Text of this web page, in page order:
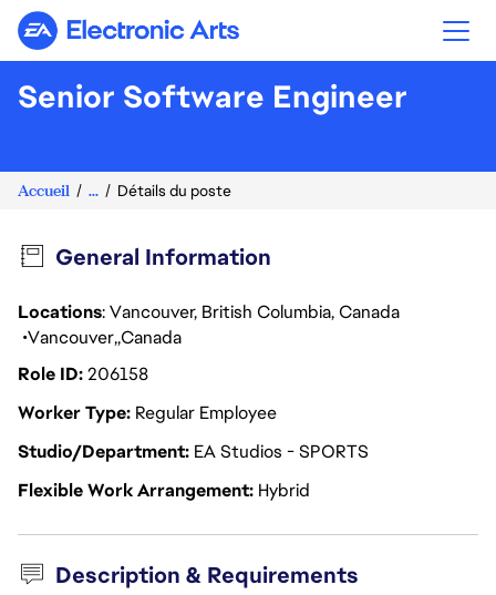
Electronic Arts
Senior Software Engineer
Accueil ... Détails du poste
General Information
Locations: Vancouver, British Columbia, Canada
Vancouver Canada
Role ID206158
Worker Type Regular Employee
Studio/Department EA Studios - SPORTS
Flexible Work Arrangement Hybrid
Description & Requirements